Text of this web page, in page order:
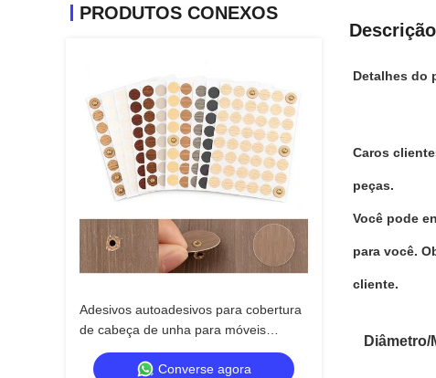
PRODUTOS CONEXOS
Adesivos autoadesivos para cobertura
de cabeça de unha para móveis
domésticos PVC cobre furos de
parafusos de madeira
Converse agora
Detalhes do
Caros
peças.
Você pode
para você.
cliente.
Diâmetro/